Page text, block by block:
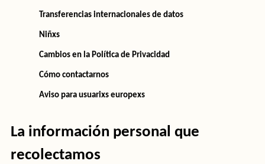
Transferencias internacionales de datos
Niñxs
Cambios en la Política de Privacidad
Cómo contactarnos
Aviso para usuarixs europexs
La información personal que
recolectamos